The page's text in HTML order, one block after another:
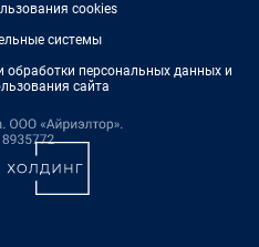
cookies
системы
обработки персональных данных и
сайта